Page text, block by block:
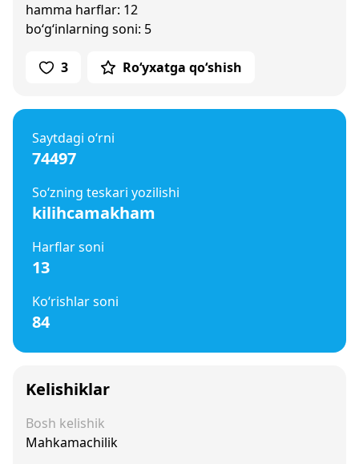
hamma harflar: 12
bo‘g‘inlarning soni: 5
3 Ro‘yxatga qo‘shish
Saytdagi o‘rni
74497
So‘zning teskari yozilishi
kilihcamakham
Harflar soni
13
Ko‘rishlar soni
84
Kelishiklar
Bosh kelishik
Mahkamachilik